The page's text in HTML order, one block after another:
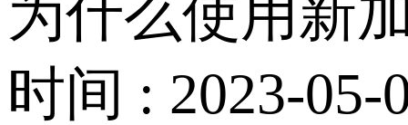
为什么使用新
时间 : 2023-05-